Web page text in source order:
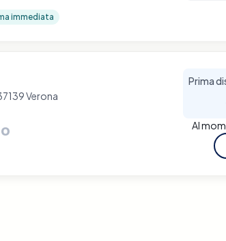
immediata
Verona
Prima
Al